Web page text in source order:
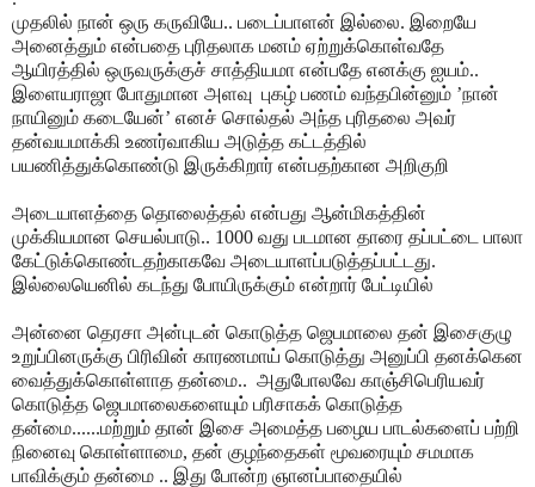
முதலில் நான் ஒரு கருவியே.. படைப்பாளன் இல்லை. இறையே
அனைத்தும் என்பதை புரிதலாக மனம் ஏற்றுக்கொள்வதே
ஆயிரத்தில் ஒருவருக்குச் சாத்தியமா என்பதே எனக்கு ஐயம்..
இளையராஜா போதுமான அளவு புகழ் பணம் வந்தபின்னும் ’நான்
நாயினும் கடையேன்’ எனச் சொல்தல் அந்த புரிதலை அவர்
தன்வயமாக்கி உணர்வாகிய அடுத்த கட்டத்தில்
பயணித்துக்கொண்டு இருக்கிறார் என்பதற்கான அறிகுறி
அடையாளத்தை தொலைத்தல் என்பது ஆன்மிகத்தின்
முக்கியமான செயல்பாடு.. 1000 வது படமான தாரை தப்பட்டை பாலா
கேட்டுக்கொண்டதற்காகவே அடையாளப்படுத்தப்பட்டது.
இல்லையெனில் கடந்து போயிருக்கும் என்றார் பேட்டியில்
அன்னை தெரசா அன்புடன் கொடுத்த ஜெபமாலை தன் இசைகுழு
உறுப்பினருக்கு பிரிவின் காரணமாய் கொடுத்து அனுப்பி தனக்கென
வைத்துக்கொள்ளாத தன்மை.. அதுபோலவே காஞ்சிபெரியவர்
கொடுத்த ஜெபமாலைகளையும் பரிசாகக் கொடுத்த
தன்மை......மற்றும் தான் இசை அமைத்த பழைய பாடல்களைப் பற்றி
நினைவு கொள்ளாமை, தன் குழந்தைகள் மூவரையும் சமமாக
பாவிக்கும் தன்மை .. இது போன்ற ஞானப்பாதையில்